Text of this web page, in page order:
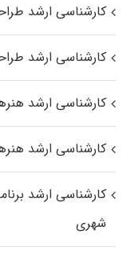
کارشناسی ارشد
کارشناسی ارشد
کارشناسی ارشد
کارشناسی ارشد
کارشناسی ارشد
شهری